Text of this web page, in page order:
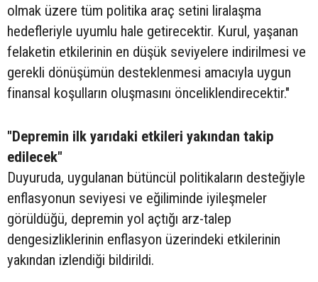
olmak üzere tüm politika araç setini liralaşma
hedefleriyle uyumlu hale getirecektir. Kurul, yaşanan
felaketin etkilerinin en düşük seviyelere indirilmesi ve
gerekli dönüşümün desteklenmesi amacıyla uygun
finansal koşulların oluşmasını önceliklendirecektir."
"Depremin ilk yarıdaki etkileri yakından takip
edilecek"
Duyuruda, uygulanan bütüncül politikaların desteğiyle
enflasyonun seviyesi ve eğiliminde iyileşmeler
görüldüğü, depremin yol açtığı arz-talep
dengesizliklerinin enflasyon üzerindeki etkilerinin
yakından izlendiği bildirildi.